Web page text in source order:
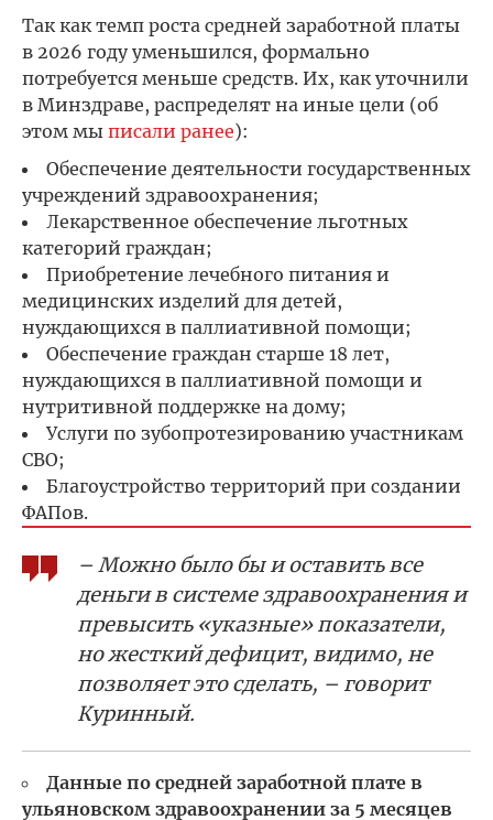
Так как темп роста средней заработной платы
в 2026 году уменьшился, формально
потребуется меньше средств. Их, как уточнили
в Минздраве, распределят на иные цели (об
этом мы писали ранее):
Обеспечение деятельности государственных
учреждений здравоохранения;
Лекарственное обеспечение льготных
категорий граждан;
Приобретение лечебного питания и
медицинских изделий для детей,
нуждающихся в паллиативной помощи;
Обеспечение граждан старше 18 лет,
нуждающихся в паллиативной помощи и
нутритивной поддержке на дому;
Услуги по зубопротезированию участникам
СВО;
Благоустройство территорий при создании
ФАПов.
– Можно было бы и оставить все
деньги в системе здравоохранения и
превысить «указные» показатели,
но жесткий дефицит, видимо, не
позволяет это сделать, – говорит
Куринный.
Данные по средней заработной плате в
ульяновском здравоохранении за 5 месяцев